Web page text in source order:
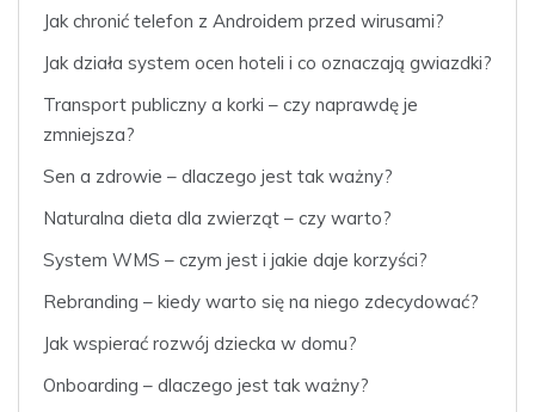
Jak chronić telefon z Androidem przed wirusami?
Jak działa system ocen hoteli i co oznaczają gwiazdki?
Transport publiczny a korki – czy naprawdę je
zmniejsza?
Sen a zdrowie – dlaczego jest tak ważny?
Naturalna dieta dla zwierząt – czy warto?
System WMS – czym jest i jakie daje korzyści?
Rebranding – kiedy warto się na niego zdecydować?
Jak wspierać rozwój dziecka w domu?
Onboarding – dlaczego jest tak ważny?